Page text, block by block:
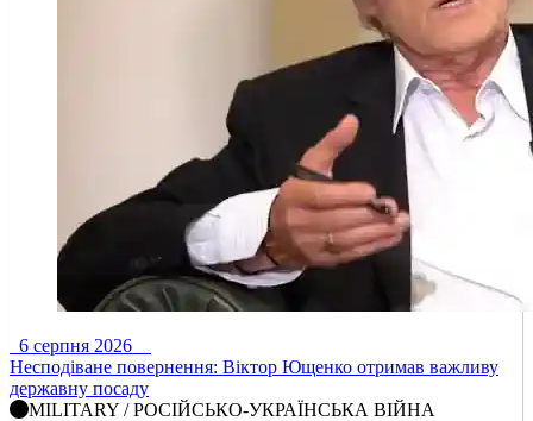
6 серпня 2026
Несподіване повернення: Віктор Ющенко отримав важливу
державну посаду
MILITARY / РОСІЙСЬКО-УКРАЇНСЬКА ВІЙНА